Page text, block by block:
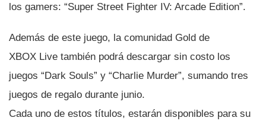
los gamers: “Super Street Fighter IV: Arcade Edition”.
Además de este juego, la comunidad Gold de
XBOX Live también podrá descargar sin costo los
juegos “Dark Souls” y “Charlie Murder”, sumando tres
juegos de regalo durante junio.
Cada uno de estos tí­tulos, estarán disponibles para su